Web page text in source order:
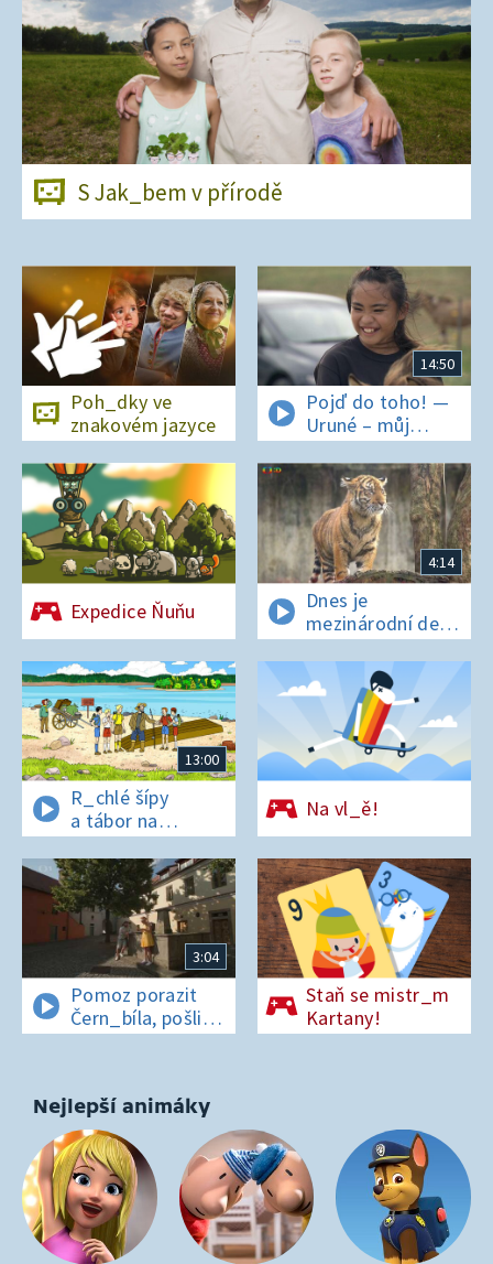
S Jak_bem v přírodě
Poh_dky ve
znakovém jazyce
14:50
Pojď do toho! —
Uruné – můj
horský koník
Expedice Ňuňu
4:14
Dnes je
mezinárodní den
t_grů
13:00
R_chlé šípy
a tábor na
os_rově
Na vl_ě!
3:04
Pomoz porazit
Čern_bíla, pošli
pís_enko
Staň se mistr_m
Kartany!
Nejlepší animáky